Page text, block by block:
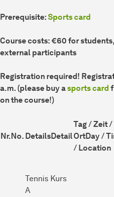
Prerequisite:Sports card
Course costs: €60 for
external participants
Registration required!
a.m. (please buy asports card
on the course!)
Nr.No. DetailsDetail
Tag / Zeit /
OrtDay /
/ Location
Tennis Kurs
A